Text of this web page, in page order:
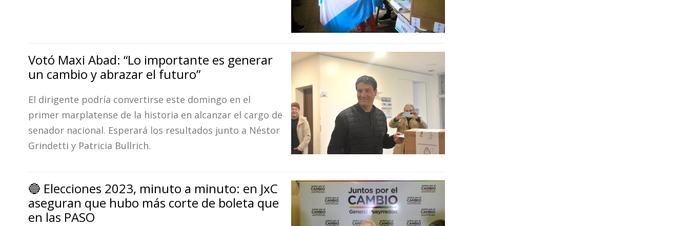
Votó Maxi Abad: “Lo importante es generar
un cambio y abrazar el futuro”
El dirigente podría convertirse este domingo en el
primer marplatense de la historia en alcanzar el cargo de
senador nacional. Esperará los resultados junto a Néstor
Grindetti y Patricia Bullrich.
🔵 Elecciones 2023, minuto a minuto: en JxC
aseguran que hubo más corte de boleta que
en las PASO